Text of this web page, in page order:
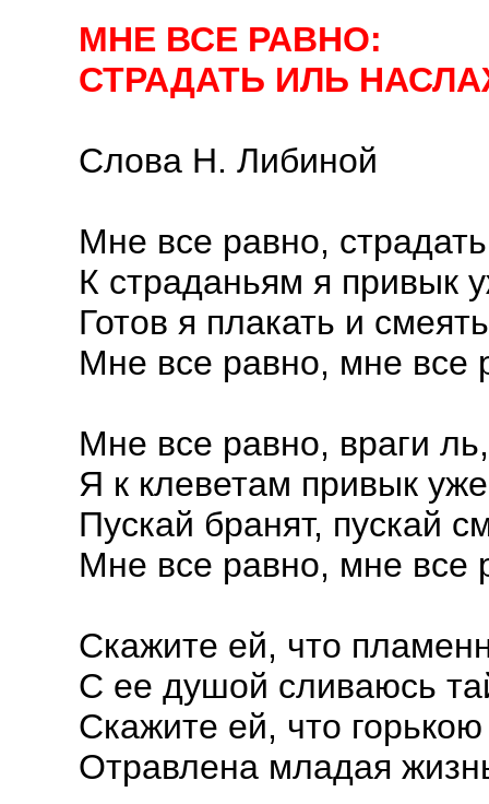
МНЕ ВСЕ РАВНО:
СТРАДАТЬ ИЛЬ
Слова Н. Либиной
Мне все равно,
К страданьям я привык
Готов я плакать и
Мне все равно, мне все
Мне все равно, враги
Я к клеветам привык
Пускай бранят, пускай
Мне все равно, мне все
Скажите ей, что
С ее душой сливаюсь
Скажите ей, что
Отравлена младая